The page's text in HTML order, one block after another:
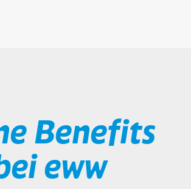
Benefits
eww